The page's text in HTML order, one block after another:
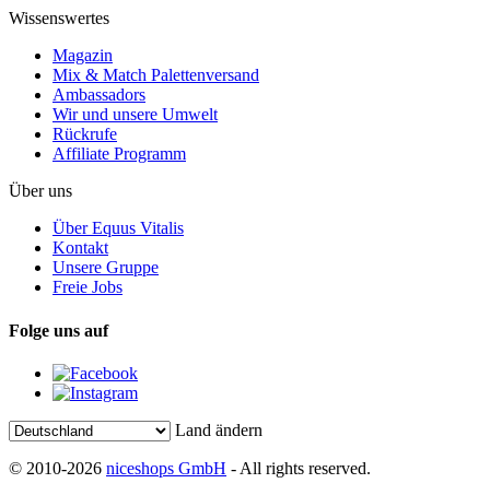
Wissenswertes
Magazin
Mix & Match Palettenversand
Ambassadors
Wir und unsere Umwelt
Rückrufe
Affiliate Programm
Über uns
Über Equus Vitalis
Kontakt
Unsere Gruppe
Freie Jobs
Folge uns auf
Land ändern
© 2010-2026 niceshops GmbH - All rights reserved.